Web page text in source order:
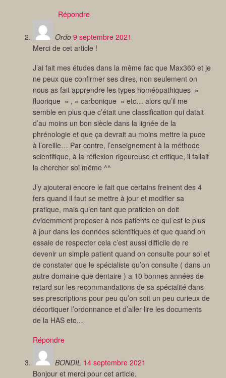
Répondre
Ordo 9 septembre 2021
Merci de cet article !
J’ai fait mes études dans la même fac que Max360 et je
ne peux que confirmer ses dires, non seulement on
nous as fait apprendre les types homéopathiques »
fluorique » , « carbonique » etc… alors qu’il me
semble en plus que c’était une classification qui datait
d’au moins un bon siècle dans la lignée de la
phrénologie et que ça devrait au moins mettre la puce
à l’oreille… Par contre, l’enseignement à la méthode
scientifique, à la réflexion rigoureuse et critique, il fallait
la chercher soi même ^^
J’y ajouterai encore le fait que certains freinent des 4
fers quand il faut se mettre à jour et modifier sa
pratique, mais qu’en tant que praticien on doit
évidemment proposer à nos patients ce qui est le plus
à jour dans les données scientifiques et que quand on
essaie de respecter cela c’est aussi difficile de re
devenir un simple patient quand on consulte pour soi et
de constater que le spécialiste qu’on consulte ( dans un
autre domaine que dentaire ) a 10 bonnes années de
retard sur les recommandations de sa spécialité dans
ses prescriptions pour peu qu’on soit un peu curieux de
décortiquer l’ordonnance et d’aller lire les documents
de la HAS etc…
Répondre
BONDIL 14 septembre 2021
Bonjour et merci pour cet article.